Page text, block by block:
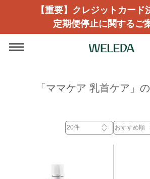
【重要】クレジットカード
定期便停止に関するご
「ママケア 乳首ケア」